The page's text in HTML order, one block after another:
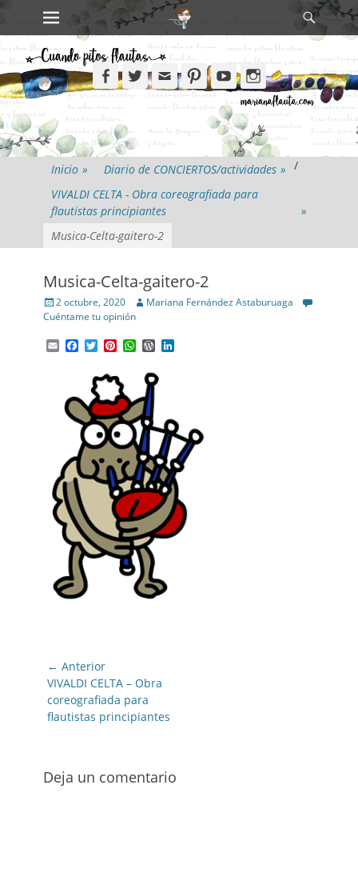
Skip
content
Primary Menu Search
Facebook
TwitterEmailPinterestYouTubeInstagram
Inicio » Diario de CONCIERTOS/actividades » /
VIVALDI CELTA - Obra coreografiada para
flautistas principiantes
»
Musica-Celta-gaitero-2
Musica-Celta-gaitero-2
Posted
on
2 octubre, 2020 Author
Mariana Fernández Astaburuaga
Cuéntame tu opinión
EmailFacebook
TwitterPinterest
WhatsApp
WordPress
Navegación
de
entradas
← Anterior
Entrada
anterior:
VIVALDI CELTA – Obra
coreografiada para
flautistas principiantes
Deja un comentario